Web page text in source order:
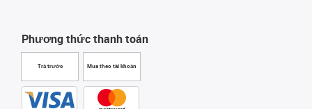
Phương thức thanh toán
Trả trước Mua theo tài khoản